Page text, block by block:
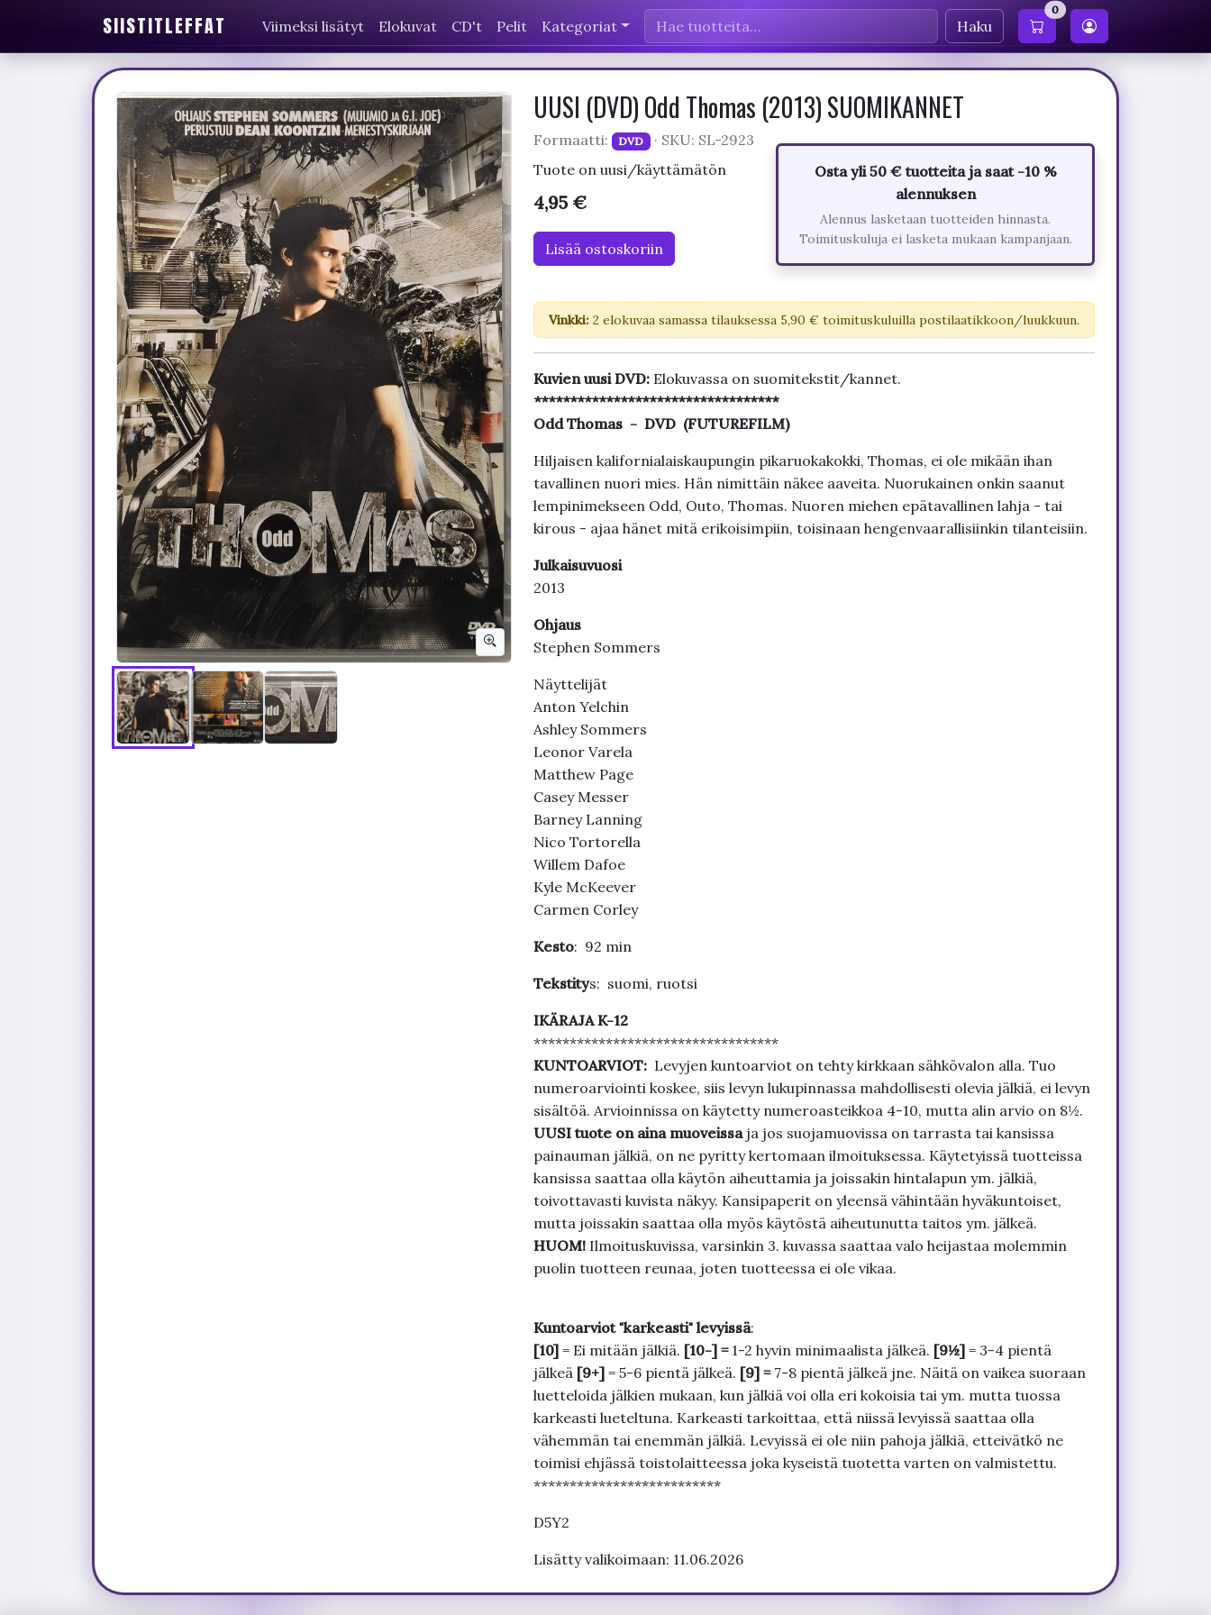
SIISTITLEFFAT Viimeksi lisätyt Elokuvat CD't Pelit Kategoriat Haku
0
UUSI (DVD) Odd Thomas (2013) SUOMIKANNET
Formaatti: DVD
· SKU: SL-2923
Tuote on uusi/käyttämätön
4,95 €
Lisää ostoskoriin
Osta yli 50 € tuotteita ja saat -10 %
alennuksen
Alennus lasketaan tuotteiden hinnasta.
Toimituskuluja ei lasketa mukaan kampanjaan.
Vinkki:2 elokuvaa samassa tilauksessa 5,90 € toimituskuluilla postilaatikkoon/luukkuun.
Kuvien uusi DVD: Elokuvassa on suomitekstit/kannet.
**********************************
Odd Thomas - DVD (FUTUREFILM)
Hiljaisen kalifornialaiskaupungin pikaruokakokki, Thomas, ei ole mikään ihan
tavallinen nuori mies. Hän nimittäin näkee aaveita. Nuorukainen onkin saanut
lempinimekseen Odd, Outo, Thomas. Nuoren miehen epätavallinen lahja - tai
kirous - ajaa hänet mitä erikoisimpiin, toisinaan hengenvaarallisiinkin tilanteisiin.
Julkaisuvuosi
2013
Ohjaus
Stephen Sommers
Näyttelijät
Anton Yelchin
Ashley Sommers
Leonor Varela
Matthew Page
Casey Messer
Barney Lanning
Nico Tortorella
Willem Dafoe
Kyle McKeever
Carmen Corley
Kesto: 92 min
Tekstitys: suomi, ruotsi
IKÄRAJA K-12
**********************************
KUNTOARVIOT: Levyjen kuntoarviot on tehty kirkkaan sähkövalon alla. Tuo
numeroarviointi koskee, siis levyn lukupinnassa mahdollisesti olevia jälkiä, ei levyn
sisältöä. Arvioinnissa on käytetty numeroasteikkoa 4-10, mutta alin arvio on 8½.
UUSI tuote on aina muoveissa ja jos suojamuovissa on tarrasta tai kansissa
painauman jälkiä, on ne pyritty kertomaan ilmoituksessa. Käytetyissä tuotteissa
kansissa saattaa olla käytön aiheuttamia ja joissakin hintalapun ym. jälkiä,
toivottavasti kuvista näkyy. Kansipaperit on yleensä vähintään hyväkuntoiset,
mutta joissakin saattaa olla myös käytöstä aiheutunutta taitos ym. jälkeä.
HUOM!Ilmoituskuvissa, varsinkin 3. kuvassa saattaa valo heijastaa molemmin
puolin tuotteen reunaa, joten tuotteessa ei ole vikaa.
Kuntoarviot "karkeasti" levyissä:
[10]= Ei mitään jälkiä. [10-] = 1-2 hyvin minimaalista jälkeä. [9½]= 3-4 pientä
jälkeä [9+]= 5-6 pientä jälkeä. [9] = 7-8 pientä jälkeä jne. Näitä on vaikea suoraan
luetteloida jälkien mukaan, kun jälkiä voi olla eri kokoisia tai ym. mutta tuossa
karkeasti lueteltuna. Karkeasti tarkoittaa, että niissä levyissä saattaa olla
vähemmän tai enemmän jälkiä. Levyissä ei ole niin pahoja jälkiä, etteivätkö ne
toimisi ehjässä toistolaitteessa joka kyseistä tuotetta varten on valmistettu.
**************************
D5Y2
Lisätty valikoimaan: 11.06.2026